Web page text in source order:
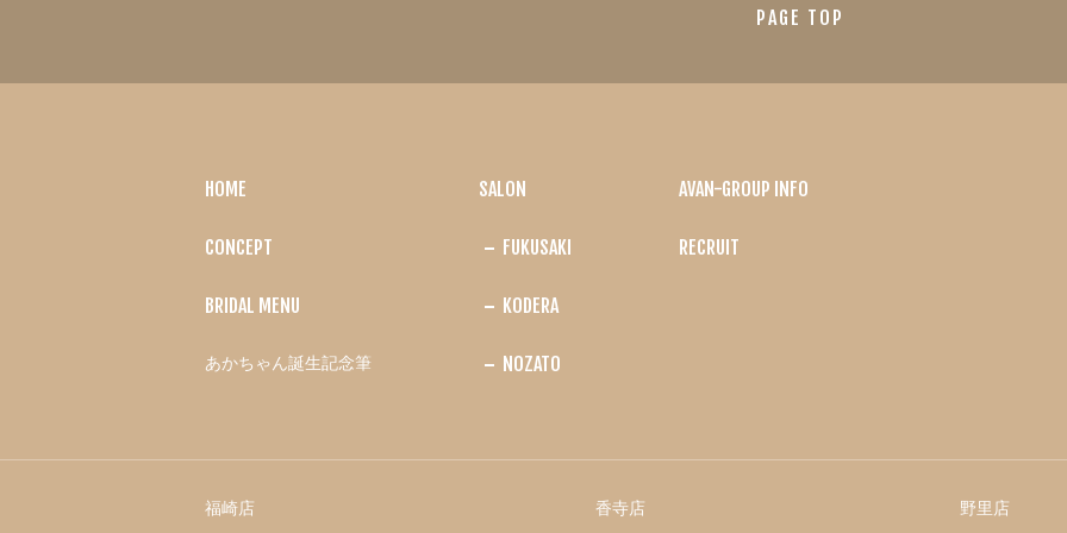
PAGE TOP
HOME
CONCEPT
BRIDAL MENU
あかちゃん誕生記念筆
SALON
FUKUSAKI
KODERA
NOZATO
AVAN-GROUP INFO
RECRUIT
福崎店
香寺店
野里店